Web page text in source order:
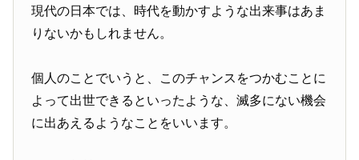
現代の日本では、時代を動かすような出来事はあま
りないかもしれません。
個人のことでいうと、このチャンスをつかむことに
よって出世できるといったような、滅多にない機会
に出あえるようなことをいいます。